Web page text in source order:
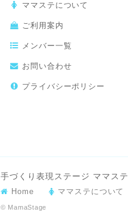
ママステについて
ご利用案内
メンバー一覧
お問い合わせ
プライバシーポリシー
手づくり表現ステージ ママステ
Home ママステについて
© MamaStage